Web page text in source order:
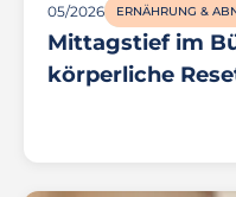
05/2026 ERNÄHRUNG &
Mittagstief im
körperliche